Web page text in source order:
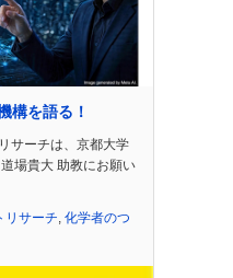
構を語る！
サーチは、京都大学
場貴大 助教にお願い
リサーチ 化学者のつ